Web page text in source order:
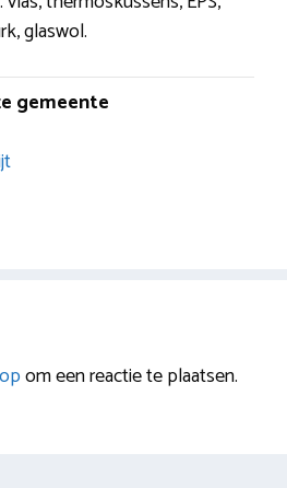
glaswol.
gemeente
om een reactie te plaatsen.